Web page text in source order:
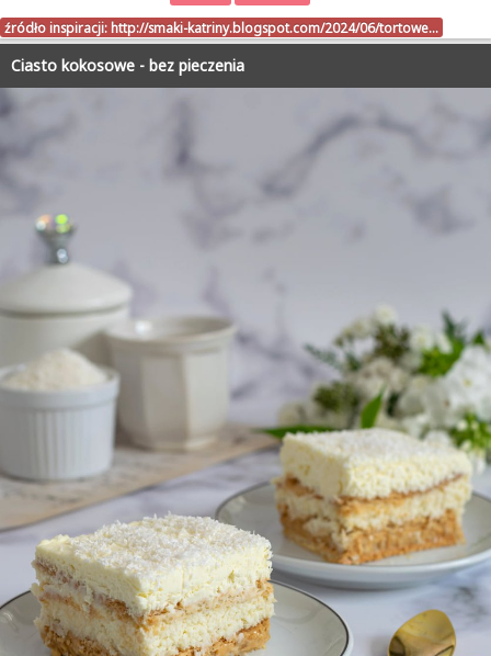
źródło inspiracji: http://smaki-katriny.blogspot.com/2024/06/tortowe…
Ciasto kokosowe - bez pieczenia